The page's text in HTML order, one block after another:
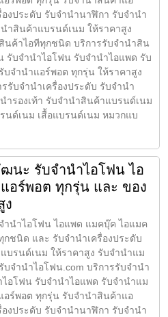
งประดับ รับจำนำนาฬิกา รับจำนำ
นำสินค้าแบรนด์เนม ให้ราคาสูง
นค้าไอทีทุกชนิด บริการรับจำนำสิน
รับจำนำไอโฟน รับจำนำไอแพด รับ
จำนำแอร์พอต ทุกรุ่น ให้ราคาสูง
รับจำนำเครื่องประดับ รับจำนำ
ำรองเท้า รับจำนำสินค้าแบรนด์เนม
นด์เนม เสื้อแบรนด์เนม หมวกแบ
นะ รับจำนำไอโฟน ไอ
อร์พอต ทุกรุ่น และ ของ
ง
นำไอโฟน ไอแพด แมคบุ๊ค ไอแมค
ชนิด และ รับจำนำเครื่องประดับ
บรนด์เนม ให้ราคาสูง รับจำนำแม
จํานําไอโฟน.com บริการรับจำนำ
อโฟน รับจำนำไอแพด รับจำนำแม
ร์พอต ทุกรุ่น รับจำนำสินค้าแอ
งประดับ รับจำนำนาฬิกา รับจำนำ